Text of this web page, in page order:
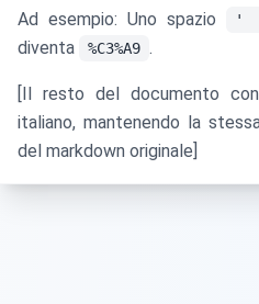
Ad esempio: Uno spazio '
diventa %C3%A9 .
[Il resto del documento
italiano, mantenendo la
del markdown originale]